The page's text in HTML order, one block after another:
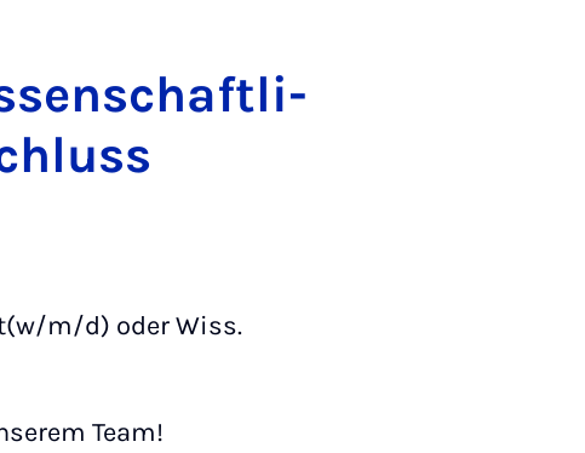
m/d) oder Wiss.
Team!